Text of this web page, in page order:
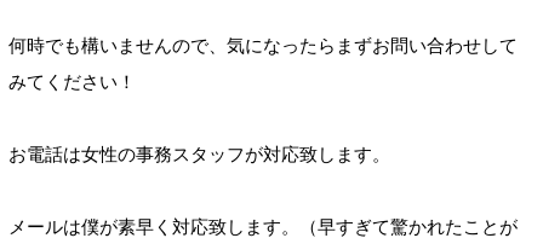
何時でも構いませんので、気になったらまずお問い合わせして
みてください！
お電話は女性の事務スタッフが対応致します。
メールは僕が素早く対応致します。（早すぎて驚かれたことが